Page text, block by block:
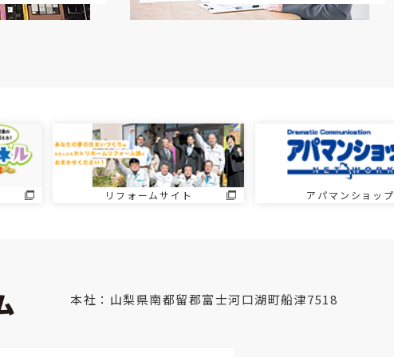
リフォームサイト アパマンショップ
本社：山梨県南都留郡富士河口湖町船津7518